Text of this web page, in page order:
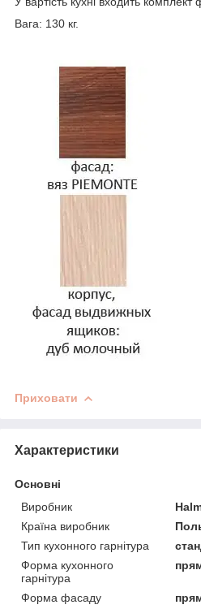
Вага: 130 кг.
Приховати
Характеристики
Основні
Виробник
Країна виробник
Тип кухонного гарнітура
Форма кухонного
гарнітура
Форма фасаду